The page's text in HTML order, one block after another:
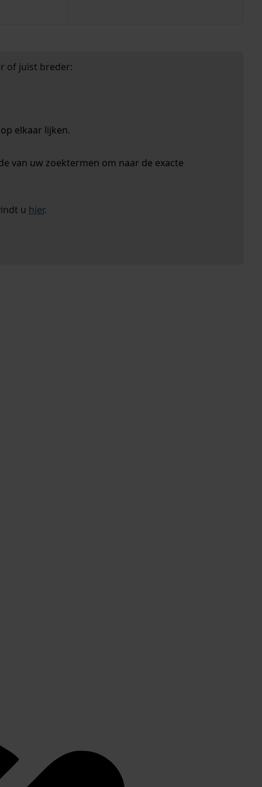
of juist breder:
elkaar lijken.
van uw zoektermen om naar de exacte
u hier.